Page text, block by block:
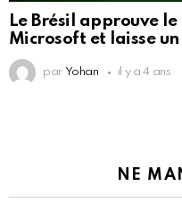
Le Brésil approuve
Microsoft et laisse
par Yohan il y a 4 ans
NE